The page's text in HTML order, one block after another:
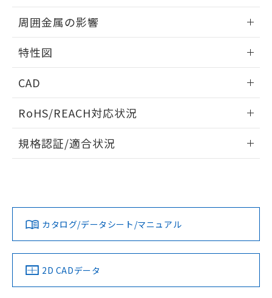
出力段回路図
タイムチャート
相互干渉
A: 135mm以上、B: 110mm以上
周囲金属の影響
周囲金属の影響
L: 16mm以上、φd: 120mm以上、D: 16mm以上、m:
66mm以上、n: 120mm以上
金属埋め込み
特性図
検出物体の大きさと材質による影響
検出領域
CAD
ドすることができます。
ログイン/会員登録
ダウンロードデータをご利用いただく前に、以下を必ずお読
みください。
ソフトウェアの使用条件
RoHS/REACH対応状況
EU RoHS 注意事項・凡例
対応済み
中国 RoHS 注意事項・凡例
規格認証/適合状況
LR型式承認
（イギリス
船舶規格）
DNV型式承認
（ノルウェー
BV型式承認
（フランス
KR型式
（韓国
No No No No
カタログ/データシート/マニュアル
2D CADデータ
物質の対応では、対応完了までの期間は出
荷製品に未対応品が混在することから備考
欄に対応日を記載しておりました。
既に当社にて対応品への在庫切替を完了
していることから、特段のことがない限